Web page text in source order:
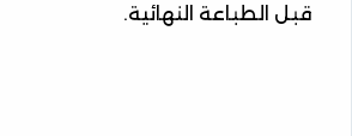
قبل الطباعة النهائية.